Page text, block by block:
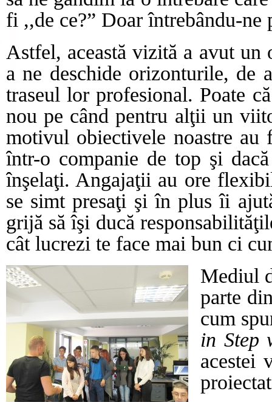
fi ,,de ce?” Doar întrebându-ne
Astfel, această vizită a avut
a ne deschide orizonturile, de
traseul lor profesional. Poate
nou pe când pentru alţii un
motivul obiectivele noastre au
într-o companie de top şi
înşelaţi. Angajaţii au ore
se simt presaţi şi în plus îi
grijă să îşi ducă
cât lucrezi te face mai bun ci
Mediul
parte
cum
in Step
acestei